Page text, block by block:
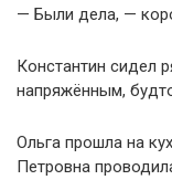
— Были дела, —
Константин сидел
напряжённым,
Ольга прошла на
Петровна